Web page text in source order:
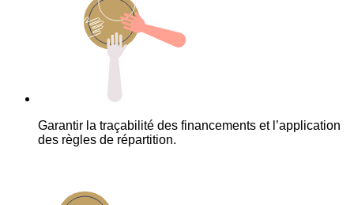
Garantir la traçabilité des financements et l’application
des règles de répartition.